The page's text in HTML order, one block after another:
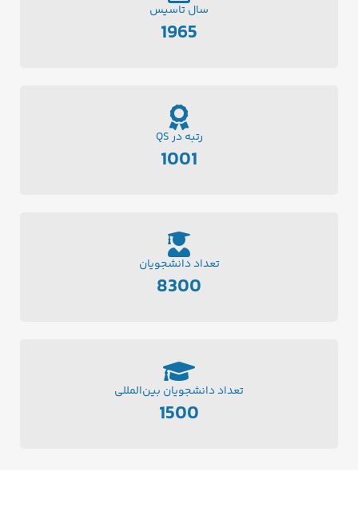
سال تاسیس
1965
رتبه در QS
1001
تعداد دانشجویان
8300
تعداد دانشجویان بین‌المللی
1500